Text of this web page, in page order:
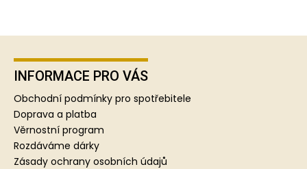
Z
INFORMACE PRO VÁS
Obchodní podmínky pro spotřebitele
Doprava a platba
Věrnostní program
Rozdáváme dárky
Zásady ochrany osobních údajů